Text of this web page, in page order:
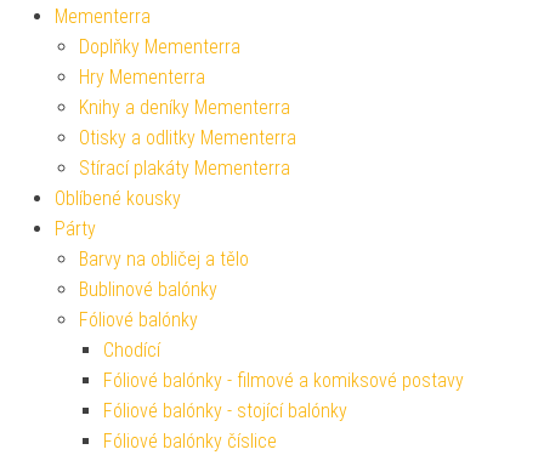
Mementerra
Doplňky Mementerra
Hry Mementerra
Knihy a deníky Mementerra
Otisky a odlitky Mementerra
Stírací plakáty Mementerra
Oblíbené kousky
Párty
Barvy na obličej a tělo
Bublinové balónky
Fóliové balónky
Chodící
Fóliové balónky - filmové a komiksové postavy
Fóliové balónky - stojící balónky
Fóliové balónky číslice